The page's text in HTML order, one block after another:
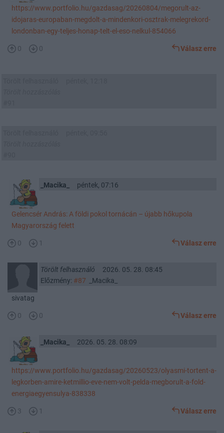
https://www.portfolio.hu/gazdasag/20260804/megorult-az-
idojaras-europaban-megdolt-a-mindenkori-osztrak-melegrekord-
londonban-egy-teljes-honap-telt-el-eso-nelkul-854066
0 0 Válasz erre
_Macika_ péntek, 07:16
Gelencsér András: A földi pokol tornácán – újabb hőkupola
Magyarország felett
0 1 Válasz erre
Törölt felhasználó
2026. 05. 28. 08:45
Előzmény: #87 _Macika_
sivatag
0 0 Válasz erre
_Macika_ 2026. 05. 28. 08:09
https://www.portfolio.hu/gazdasag/20260523/olyasmi-tortent-a-
legkorben-amire-ketmillio-eve-nem-volt-pelda-megborult-a-fold-
energiaegyensulya-838338
3 1 Válasz erre